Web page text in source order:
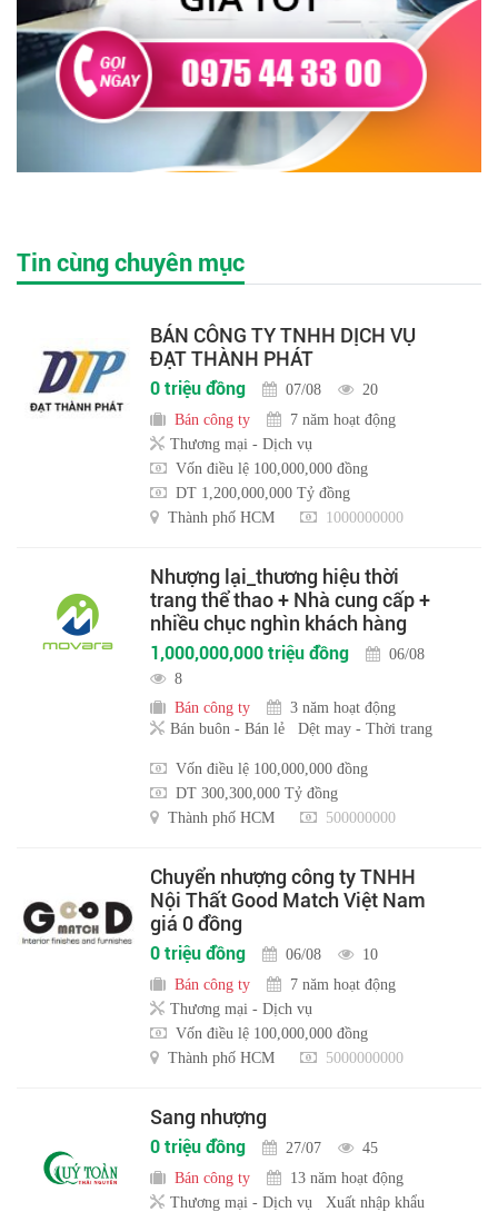
Tin cùng chuyên mục
BÁN CÔNG TY TNHH DỊCH VỤ
ĐẠT THÀNH PHÁT
0 triệu đồng 07/08
20
Bán công ty
7 năm hoạt động
Thương mại - Dịch vụ
Vốn điều lệ 100,000,000 đồng
DT 1,200,000,000 Tỷ đồng
Thành phố HCM
1000000000
Nhượng lại_thương hiệu thời
trang thể thao + Nhà cung cấp +
nhiều chục nghìn khách hàng
1,000,000,000 triệu đồng
06/08
8
Bán công ty
3 năm hoạt động
Bán buôn - Bán lẻ
Dệt may - Thời trang
Vốn điều lệ 100,000,000 đồng
DT 300,300,000 Tỷ đồng
Thành phố HCM
500000000
Chuyển nhượng công ty TNHH
Nội Thất Good Match Việt Nam
giá 0 đồng
0 triệu đồng 06/08
10
Bán công ty
7 năm hoạt động
Thương mại - Dịch vụ
Vốn điều lệ 100,000,000 đồng
Thành phố HCM
5000000000
Sang nhượng
0 triệu đồng 27/07
45
Bán công ty
13 năm hoạt động
Thương mại - Dịch vụ
Xuất nhập khẩu